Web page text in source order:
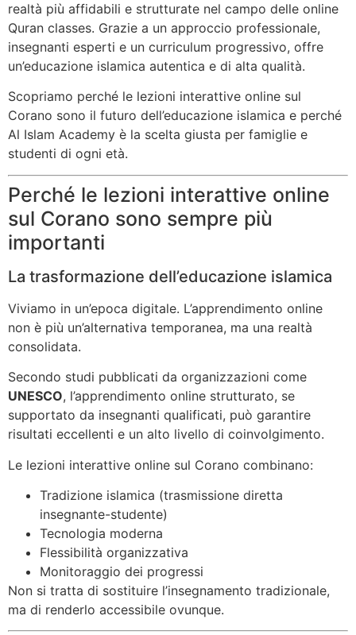
realtà più affidabili e strutturate nel campo delle online
Quran classes. Grazie a un approccio professionale,
insegnanti esperti e un curriculum progressivo, offre
un’educazione islamica autentica e di alta qualità.
Scopriamo perché le lezioni interattive online sul
Corano sono il futuro dell’educazione islamica e perché
Al Islam Academy è la scelta giusta per famiglie e
studenti di ogni età.
Perché le lezioni interattive online
sul Corano sono sempre più
importanti
La trasformazione dell’educazione islamica
Viviamo in un’epoca digitale. L’apprendimento online
non è più un’alternativa temporanea, ma una realtà
consolidata.
Secondo studi pubblicati da organizzazioni come
UNESCO, l’apprendimento online strutturato, se
supportato da insegnanti qualificati, può garantire
risultati eccellenti e un alto livello di coinvolgimento.
Le lezioni interattive online sul Corano combinano:
Tradizione islamica (trasmissione diretta
insegnante-studente)
Tecnologia moderna
Flessibilità organizzativa
Monitoraggio dei progressi
Non si tratta di sostituire l’insegnamento tradizionale,
ma di renderlo accessibile ovunque.